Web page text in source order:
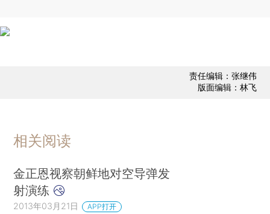
责任编辑：张继伟
版面编辑：林飞
相关阅读
金正恩视察朝鲜地对空导弹发
射演练
2013年03月21日 APP打开